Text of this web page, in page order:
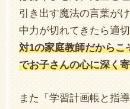
引き出す魔法の言葉が
中力が切れてきたら適
対1の家庭教師だからこ
でお子さんの心に深く
また「学習計画帳と指